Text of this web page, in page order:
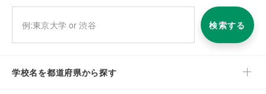
検索する
学校名を都道府県から探す